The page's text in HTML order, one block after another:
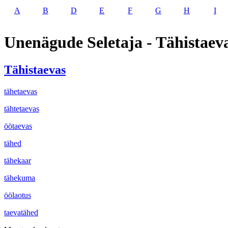
A B D E F G H I
Unenägude Seletaja -
Tähistaevas
tähetaevas
tähtetaevas
öötaevas
tähed
tähekaar
tähekuma
öölaotus
taevatähed